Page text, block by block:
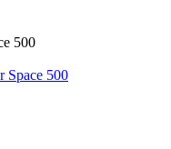
Space 500